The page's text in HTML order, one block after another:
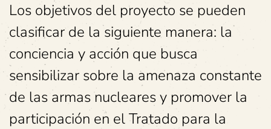
Los objetivos del proyecto se pueden
clasificar de la siguiente manera: la
conciencia y acción que busca
sensibilizar sobre la amenaza constante
de las armas nucleares y promover la
participación en el Tratado para la